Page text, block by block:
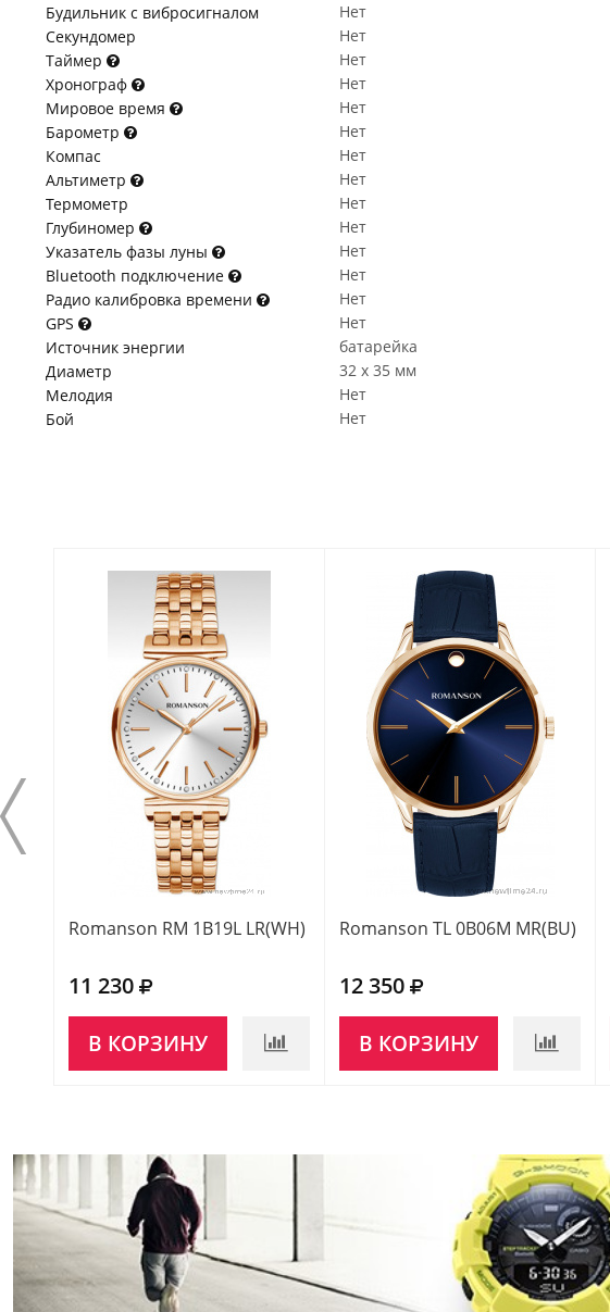
Будильник с вибросигналом
Нет
Секундомер
Нет
Таймер
Нет
Хронограф
Нет
Мировое время
Нет
Барометр
Нет
Компас
Нет
Альтиметр
Нет
Термометр
Нет
Глубиномер
Нет
Указатель фазы луны
Нет
Bluetooth подключение
Нет
Радио калибровка времени
Нет
GPS
Нет
Источник энергии
батарейка
Диаметр
32 x 35 мм
Мелодия
Нет
Бой
Нет
Romanson RM 1B19L LR(WH)
11 230
В КОРЗИНУ
Romanson TL 0B06M MR(BU)
12 350
В КОРЗИНУ